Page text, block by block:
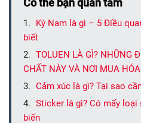
Có thể bạn quan tâm
Kỳ Nam là gì – 5 Điều
biết
TOLUEN LÀ GÌ? NHỮNG
CHẤT NÀY VÀ NƠI MUA
Cảm xúc là gì? Tại sao
Sticker là gì? Có mấy
biến